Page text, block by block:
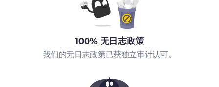
100% 无日志政策
我们的无日志政策已获独立审计认可。